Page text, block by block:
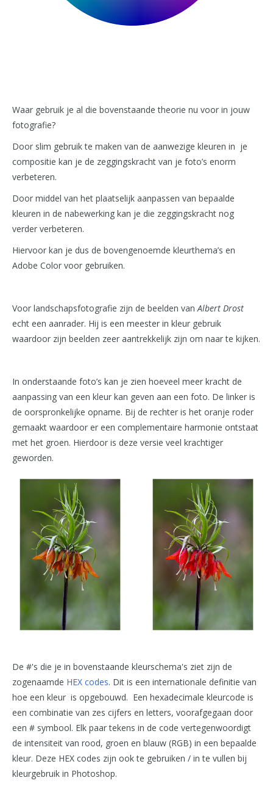
Waar gebruik je al die bovenstaande theorie nu voor in jouw
fotografie?
Door slim gebruik te maken van de aanwezige kleuren in je
compositie kan je de zeggingskracht van je foto’s enorm
verbeteren.
Door middel van het plaatselijk aanpassen van bepaalde
kleuren in de nabewerking kan je die zeggingskracht nog
verder verbeteren.
Hiervoor kan je dus de bovengenoemde kleurthema’s en
Adobe Color voor gebruiken.
Voor landschapsfotografie zijn de beelden van Albert Drost
echt een aanrader. Hij is een meester in kleur gebruik
waardoor zijn beelden zeer aantrekkelijk zijn om naar te kijken.
In onderstaande foto’s kan je zien hoeveel meer kracht de
aanpassing van een kleur kan geven aan een foto. De linker is
de oorspronkelijke opname. Bij de rechter is het oranje roder
gemaakt waardoor er een complementaire harmonie ontstaat
met het groen. Hierdoor is deze versie veel krachtiger
geworden.
De #'s die je in bovenstaande kleurschema's ziet zijn de
zogenaamde HEX codes. Dit is een internationale definitie van
hoe een kleur is opgebouwd. Een hexadecimale kleurcode is
een combinatie van zes cijfers en letters, voorafgegaan door
een # symbool. Elk paar tekens in de code vertegenwoordigt
de intensiteit van rood, groen en blauw (RGB) in een bepaalde
kleur. Deze HEX codes zijn ook te gebruiken / in te vullen bij
kleurgebruik in Photoshop.